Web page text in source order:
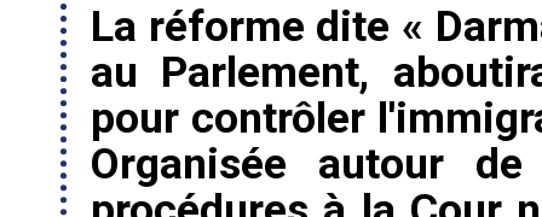
La réforme dite «
au Parlement,
pour contrôler
Organisée autour de